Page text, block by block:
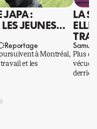
JAPA :
LES JEUNES…
Reportage
à Montréal,
et les
LA
Plus
vécues